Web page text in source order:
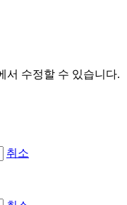
서 수정할 수 있습니다.
취소